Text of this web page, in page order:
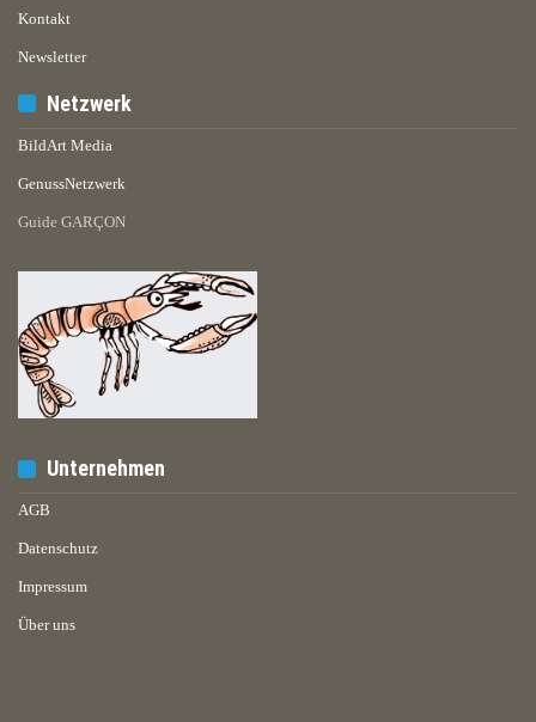
Kontakt
Newsletter
Netzwerk
BildArt Media
GenussNetzwerk
Guide GARÇON
Unternehmen
AGB
Datenschutz
Impressum
Über uns